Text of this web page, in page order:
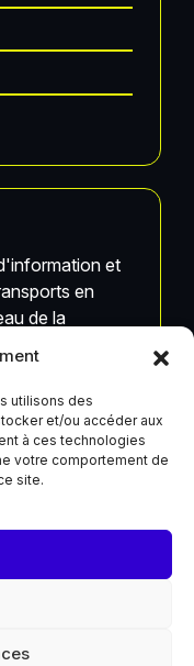
utilisons des
et/ou accéder aux
à ces technologies
votre comportement de
site.
et
en
de la
ne